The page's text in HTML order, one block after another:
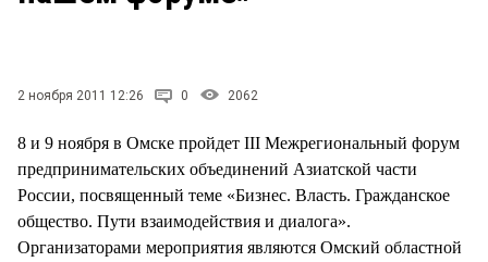
2 ноября 2011 12:26 0 2062
8 и 9 ноября в Омске пройдет III Межрегиональный форум
предпринимательских объединений Азиатской части
России, посвященный теме «Бизнес. Власть. Гражданское
общество. Пути взаимодействия и диалога».
Организаторами мероприятия являются Омский областной